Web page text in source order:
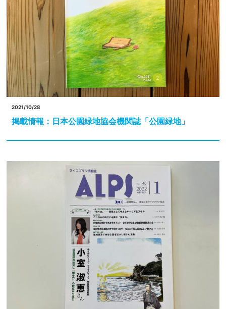
2021/10/28
掲載情報：日本公園緑地協会機関誌「公園緑地」